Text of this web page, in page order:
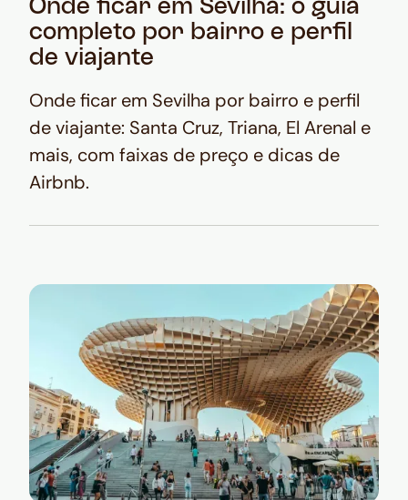
Onde ficar em Sevilha: o guia
completo por bairro e perfil
de viajante
Onde ficar em Sevilha por bairro e perfil
de viajante: Santa Cruz, Triana, El Arenal e
mais, com faixas de preço e dicas de
Airbnb.